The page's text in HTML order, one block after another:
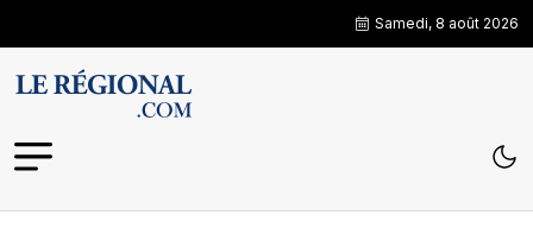
Samedi, 8 août 2026